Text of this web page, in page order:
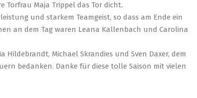
Torfrau Maja Trippel das Tor dicht.
und starkem Teamgeist, so dass am Ende ein
an dem Tag waren Leana Kallenbach und Carolina
Michael Skrandies und Sven Daxer, dem
bedanken. Danke für diese tolle Saison mit vielen